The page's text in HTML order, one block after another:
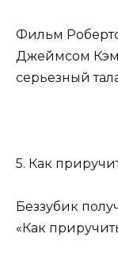
Фильм
Джеймсом
серьезный
5. Как
Беззубик
«Как